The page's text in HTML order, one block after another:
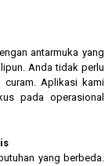
antarmuka yang
Anda tidak perlu
curam. Aplikasi kami
pada operasional
yang berbeda.